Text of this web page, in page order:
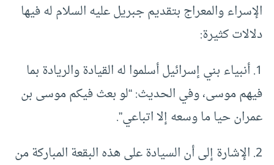
الإسراء والمعراج بتقديم جبريل عليه السلام له فيها
دلالات كثيرة:
1. أنبياء بني إسرائيل أسلموا له القيادة والريادة بما
فيهم موسى، وفي الحديث: “لو بعث فيكم موسى بن
عمران حيا ما وسعه إلا اتباعي”.
2. الإشارة إلى أن السيادة على هذه البقعة المباركة من